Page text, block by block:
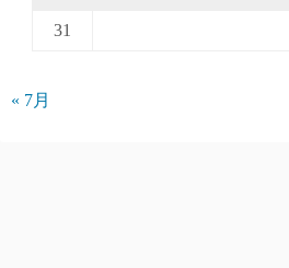
31
« 7月